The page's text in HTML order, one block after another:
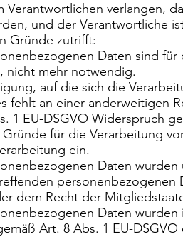
Verantwortlichen verlangen,
und der Verantwortliche
Gründe zutrifft:
Daten sind
nicht mehr notwendig.
auf die sich die
fehlt an einer anderweitigen
1 EU-DSGVO Widerspruch
für die Verarbeitung
ein.
Daten
dem Recht der
Daten
Art. 8 Abs. 1 EU-DSGVO